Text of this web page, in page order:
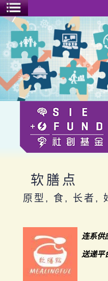
菜单开关
软膳点
软膳点
原型, 食, 长者,
连系供
送递平